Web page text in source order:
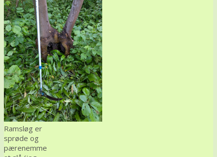
Ramsløg er
sprøde og
pærenemme